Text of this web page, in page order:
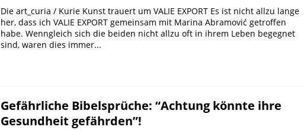
Die art_curia / Kurie Kunst trauert um VALIE EXPORT Es ist nicht allzu lange
her, dass ich VALIE EXPORT gemeinsam mit Marina Abramović getroffen
habe. Wenngleich sich die beiden nicht allzu oft in ihrem Leben begegnet
sind, waren dies immer...
Gefährliche Bibelsprüche: “Achtung könnte ihre
Gesundheit gefährden”!